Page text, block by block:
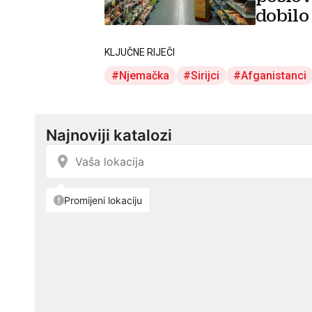
dobilo
KLJUČNE RIJEČI
Njemačka Sirijci Afganistanci